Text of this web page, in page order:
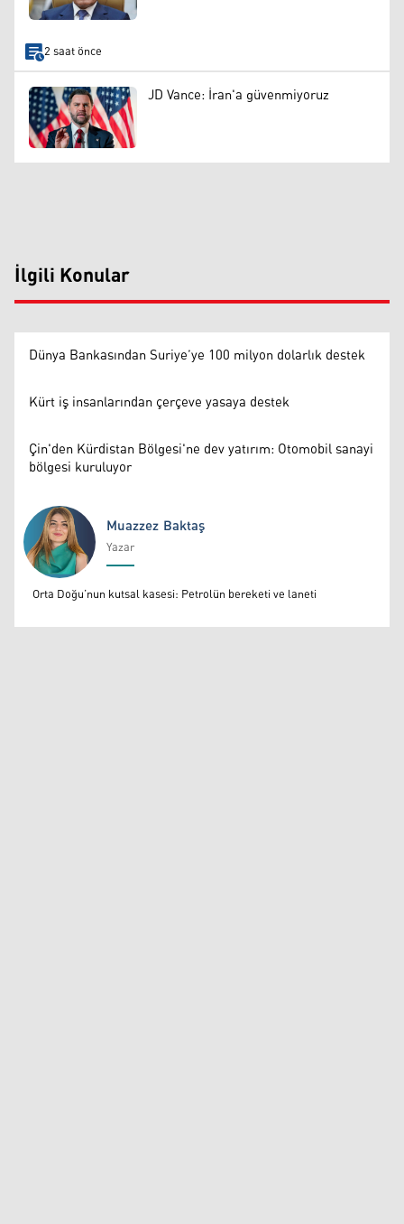
2 saat önce
JD Vance: İran'a güvenmiyoruz
İlgili Konular
Dünya Bankasından Suriye’ye 100 milyon dolarlık destek
Kürt iş insanlarından çerçeve yasaya destek
Çin'den Kürdistan Bölgesi'ne dev yatırım: Otomobil sanayi
bölgesi kuruluyor
Muazzez Baktaş
Muazzez Baktaş
Yazar
Orta Doğu’nun kutsal kasesi: Petrolün bereketi ve laneti